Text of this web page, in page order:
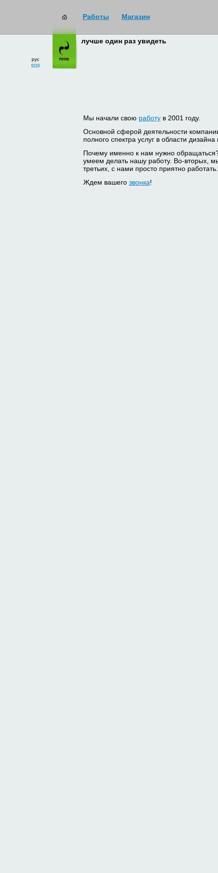
Работы Магазин
рус
eng
лучше один раз увидеть
Мы начали свою работув 2001 году.
Основной сферой деятельности
полного спектра услуг в области
Почему именно к нам нужно
умеем делать нашу работу. Во-вторых,
третьих, с нами просто приятно работать.
Ждем вашего звонка!